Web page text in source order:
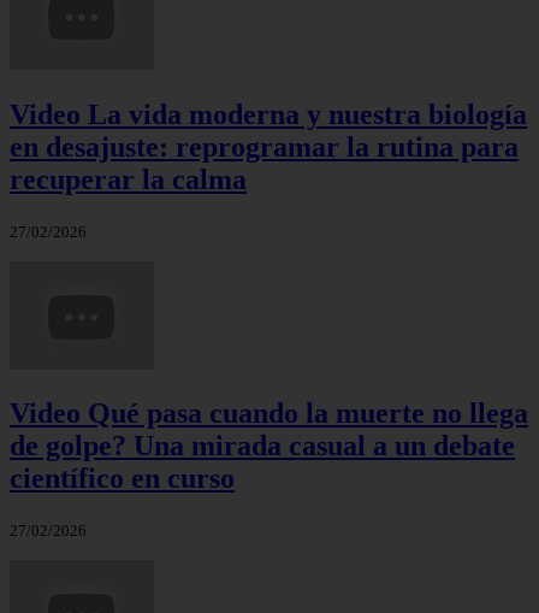
Video La vida moderna y nuestra biología
en desajuste: reprogramar la rutina para
recuperar la calma
27/02/2026
Video Qué pasa cuando la muerte no llega
de golpe? Una mirada casual a un debate
científico en curso
27/02/2026